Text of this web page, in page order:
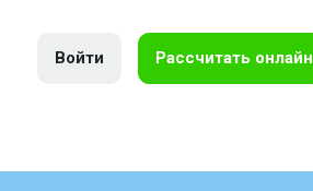
Войти Рассчитать онлайн